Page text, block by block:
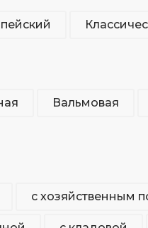
Вальмовая
с хозяйственным